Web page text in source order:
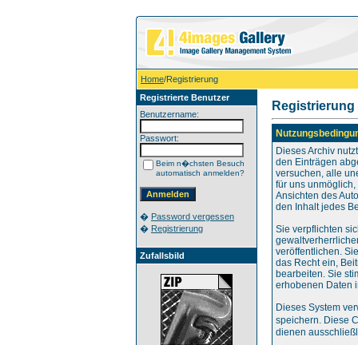
Home/Registrierung
Registrierte Benutzer
Benutzername:
Passwort:
Beim n�chsten Besuch
automatisch anmelden?
� Password vergessen
� Registrierung
Zufallsbild
Registrierung
Dieses Archiv
den Einträgen
versuchen, alle
für uns
Ansichten des
den Inhalt jedes
Sie verpflichten
veröffentlichen.
das Recht ein,
bearbeiten. Sie
erhobenen Daten
Dieses System
speichern. Diese
dienen